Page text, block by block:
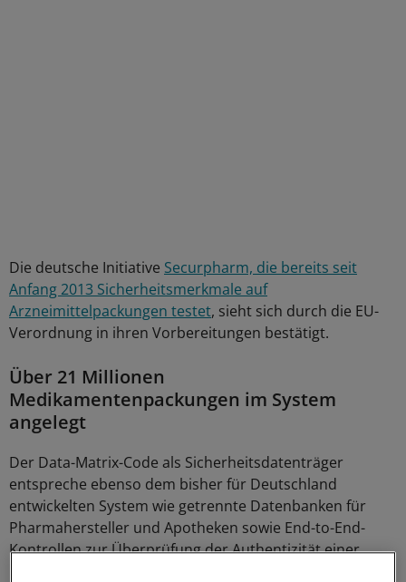
Die deutsche Initiative Securpharm, die bereits seit
Anfang 2013 Sicherheitsmerkmale auf
Arzneimittelpackungen testet, sieht sich durch die EU-
Verordnung in ihren Vorbereitungen bestätigt.
Über 21 Millionen
Medikamentenpackungen im System
angelegt
Der Data-Matrix-Code als Sicherheitsdatenträger
entspreche ebenso dem bisher für Deutschland
entwickelten System wie getrennte Datenbanken für
Pharmahersteller und Apotheken sowie End-to-End-
Kontrollen zur Überprüfung der Authentizität einer